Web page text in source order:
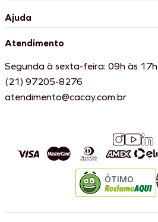
Ajuda
Atendimento
Segunda à sexta-feira: 09h às 17h
(21) 97205-8276
atendimento@cacay.com.br
ÓTIMO